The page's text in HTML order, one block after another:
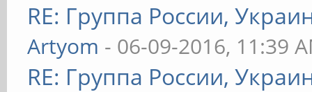
RE: Группа России,
Artyom - 06-09-2016, 11:39
RE: Группа России,